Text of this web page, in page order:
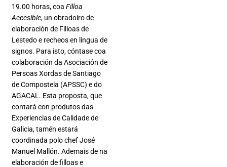
19.00 horas, coaFilloa
Accesible, un obradoiro de
elaboración de Filloas de
Lestedo e recheos en lingua de
signos. Para isto, cóntase coa
colaboración da Asociación de
Persoas Xordas de Santiago
de Compostela (APSSC) e do
AGACAL. Esta proposta, que
contará con produtos das
Experiencias de Calidade de
Galicia, tamén estará
coordinada polo chef José
Manuel Mallón. Ademais de na
elaboración de filloas e